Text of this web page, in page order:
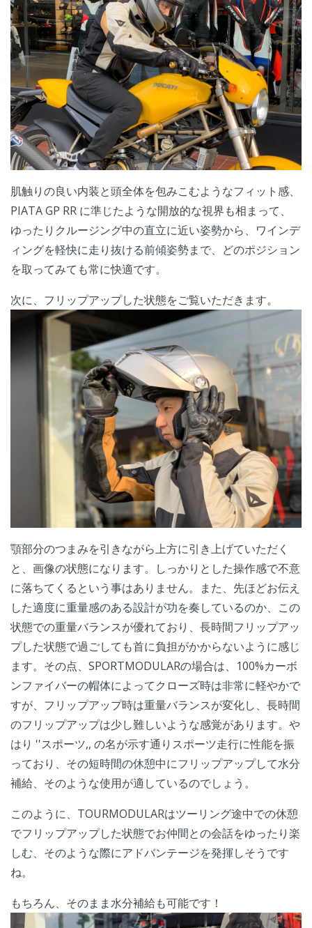
肌触りの良い内装と頭全体を包みこむようなフィット感、
PIATA GP RR に準じたような開放的な視界も相まって、
ゆったりクルージング中の直立に近い姿勢から、ワインデ
ィングを軽快に走り抜ける前傾姿勢まで、どのポジション
を取ってみても常に快適です。
次に、フリップアップした状態をご覧いただきます。
顎部分のつまみを引きながら上方に引き上げていただく
と、画像の状態になります。しっかりとした操作感で不意
に落ちてくるという事はありません。また、先ほどお伝え
した適度に重量感のある設計が功を奏しているのか、この
状態での重量バランスが優れており、長時間フリップアッ
プした状態で過ごしても首に負担がかからないように感じ
ます。その点、SPORTMODULARの場合は、100%カーボ
ンファイバーの帽体によってクローズ時は非常に軽やかで
すが、フリップアップ時は重量バランスが変化し、長時間
のフリップアップは少し難しいような感覚があります。や
はり ''スポーツ,, の名が示す通りスポーツ走行に性能を振
っており、その短時間の休憩中にフリップアップして水分
補給、そのような使用が適しているのでしょう。
このように、TOURMODULARはツーリング途中での休憩
でフリップアップした状態でお仲間との会話をゆったり楽
しむ、そのような際にアドバンテージを発揮しそうです
ね。
もちろん、そのまま水分補給も可能です！